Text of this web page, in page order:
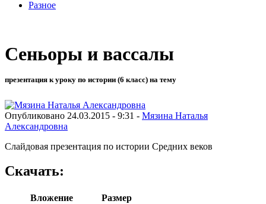
Разное
Сеньоры и вассалы
презентация к уроку по истории (6 класс) на тему
Опубликовано 24.03.2015 - 9:31 - Мязина Наталья
Александровна
Слайдовая презентация по истории Средних веков
Скачать:
Вложение
Размер